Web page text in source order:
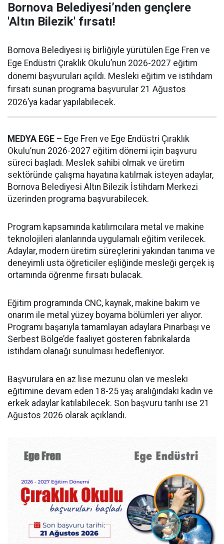
Bornova Belediyesi’nden gençlere
'Altın Bilezik' fırsatı!
Bornova Belediyesi iş birliğiyle yürütülen Ege Fren ve
Ege Endüstri Çıraklık Okulu’nun 2026-2027 eğitim
dönemi başvuruları açıldı. Mesleki eğitim ve istihdam
fırsatı sunan programa başvurular 21 Ağustos
2026’ya kadar yapılabilecek.
MEDYA EGE – Ege Fren ve Ege Endüstri Çıraklık
Okulu’nun 2026-2027 eğitim dönemi için başvuru
süreci başladı. Meslek sahibi olmak ve üretim
sektöründe çalışma hayatına katılmak isteyen adaylar,
Bornova Belediyesi Altın Bilezik İstihdam Merkezi
üzerinden programa başvurabilecek.
Program kapsamında katılımcılara metal ve makine
teknolojileri alanlarında uygulamalı eğitim verilecek.
Adaylar, modern üretim süreçlerini yakından tanıma ve
deneyimli usta öğreticiler eşliğinde mesleği gerçek iş
ortamında öğrenme fırsatı bulacak.
Eğitim programında CNC, kaynak, makine bakım ve
onarım ile metal yüzey boyama bölümleri yer alıyor.
Programı başarıyla tamamlayan adaylara Pınarbaşı ve
Serbest Bölge’de faaliyet gösteren fabrikalarda
istihdam olanağı sunulması hedefleniyor.
Başvurulara en az lise mezunu olan ve mesleki
eğitimine devam eden 18-25 yaş aralığındaki kadın ve
erkek adaylar katılabilecek. Son başvuru tarihi ise 21
Ağustos 2026 olarak açıklandı.